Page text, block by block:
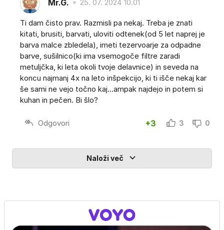
Mr.G. 25. 07. 2024 10.01
Ti dam čisto prav. Razmisli pa nekaj. Treba je znati
kitati, brusiti, barvati, uloviti odtenek(od 5 let naprej je
barva malce zbledela), imeti tezervoarje za odpadne
barve, sušilnico(ki ima vsemogoče filtre zaradi
metuljčka, ki leta okoli tvoje delavnice) in seveda na
koncu najmanj 4x na leto inšpekcijo, ki ti išče nekaj kar
še sami ne vejo točno kaj...ampak najdejo in potem si
kuhan in pečen. Bi šlo?
Odgovori +3 3 0
Naloži več